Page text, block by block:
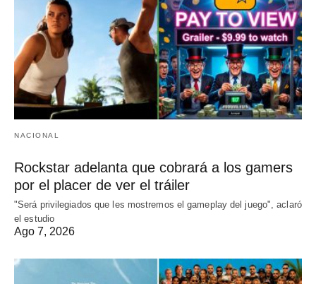
NACIONAL
Rockstar adelanta que cobrará a los gamers
por el placer de ver el tráiler
"Será privilegiados que les mostremos el gameplay del juego", aclaró
el estudio
Ago 7, 2026